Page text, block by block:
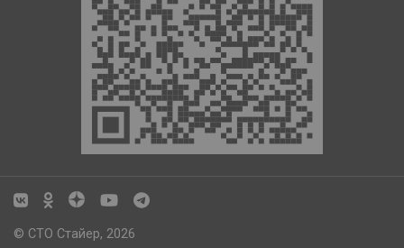
© СТО Стайер, 2026